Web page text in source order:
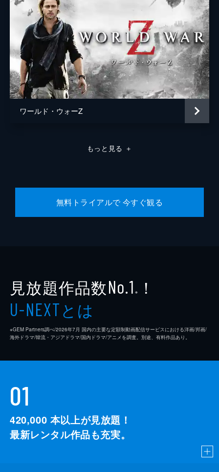
ワールド・ウォーZ
もっと見る ＋
無料トライアルで 今すぐ観る
見放題作品数No.1 ※ ！
U-NEXTとは
※GEM Partners調べ/2026年7⽉ 国内の主要な定額制動画配信サービスにおける洋画/邦画/
海外ドラマ/韓流・アジアドラマ/国内ドラマ/アニメを調査。別途、有料作品あり。
01
420,000 本以上が見放題！
最新レンタル作品も充実。